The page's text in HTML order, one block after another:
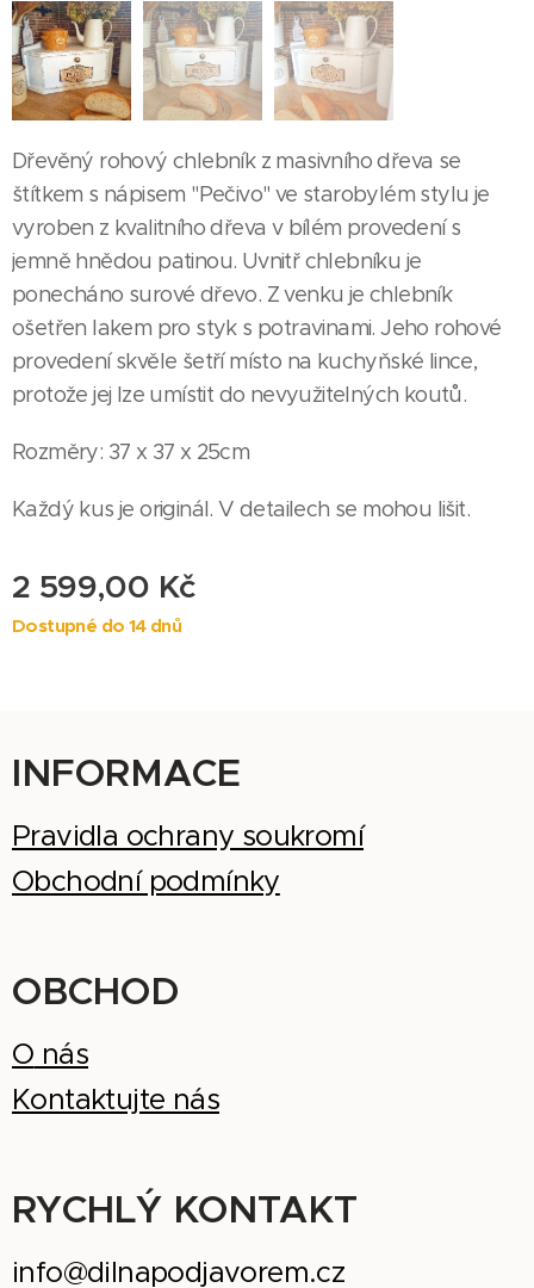
Dřevěný rohový chlebník z masivního dřeva se
štítkem s nápisem "Pečivo" ve starobylém stylu je
vyroben z kvalitního dřeva v bílém provedení s
jemně hnědou patinou. Uvnitř chlebníku je
ponecháno surové dřevo. Z venku je chlebník
ošetřen lakem pro styk s potravinami. Jeho rohové
provedení skvěle šetří místo na kuchyňské lince,
protože jej lze umístit do nevyužitelných koutů.
Rozměry: 37 x 37 x 25cm
Každý kus je originál. V detailech se mohou lišit.
2 599,00 Kč
Dostupné do 14 dnů
INFORMACE
Pravidla ochrany soukromí
Obchodní podmínky
OBCHOD
O nás
Kontaktujte nás
RYCHLÝ KONTAKT
info@dilnapodjavorem.cz